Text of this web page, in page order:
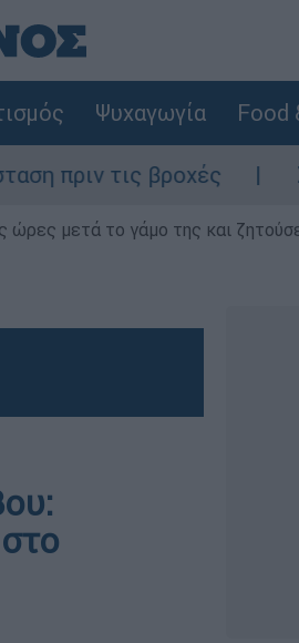
Ψυχαγωγία Food
βροχές
μετά το γάμο της και